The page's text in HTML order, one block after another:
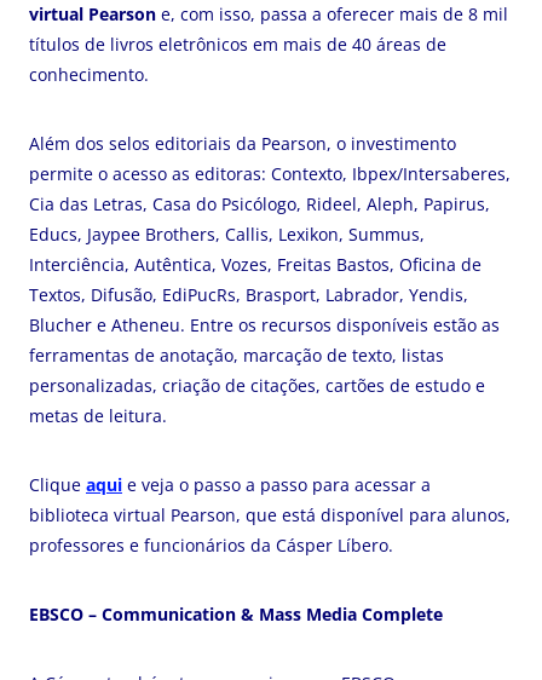
virtual Pearson e, com isso, passa a oferecer mais de 8 mil
títulos de livros eletrônicos em mais de 40 áreas de
conhecimento.
Além dos selos editoriais da Pearson, o investimento
permite o acesso as editoras: Contexto, Ibpex/Intersaberes,
Cia das Letras, Casa do Psicólogo, Rideel, Aleph, Papirus,
Educs, Jaypee Brothers, Callis, Lexikon, Summus,
Interciência, Autêntica, Vozes, Freitas Bastos, Oficina de
Textos, Difusão, EdiPucRs, Brasport, Labrador, Yendis,
Blucher e Atheneu. Entre os recursos disponíveis estão as
ferramentas de anotação, marcação de texto, listas
personalizadas, criação de citações, cartões de estudo e
metas de leitura.
Clique aqui e veja o passo a passo para acessar a
biblioteca virtual Pearson, que está disponível para alunos,
professores e funcionários da Cásper Líbero.
EBSCO – Communication & Mass Media Complete